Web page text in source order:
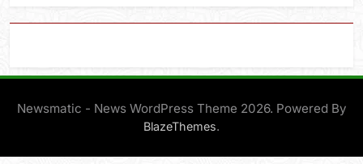
Newsmatic - News WordPress Theme 2026. Powered By
BlazeThemes.